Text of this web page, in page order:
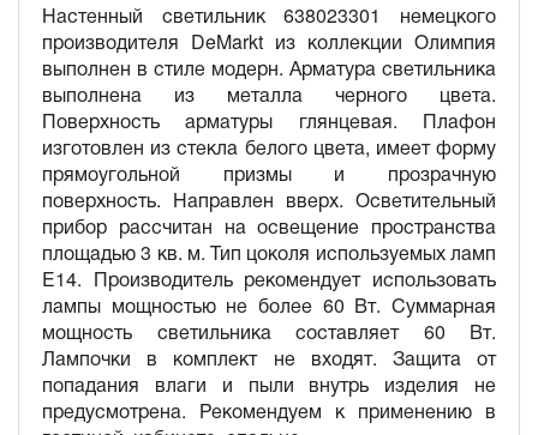
Настенный светильник 638023301 немецкого
производителя DeMarkt из коллекции Олимпия
выполнен в стиле модерн. Арматура светильника
выполнена из металла черного цвета.
Поверхность арматуры глянцевая. Плафон
изготовлен из стекла белого цвета, имеет форму
прямоугольной призмы и прозрачную
поверхность. Направлен вверх. Осветительный
прибор рассчитан на освещение пространства
площадью 3 кв. м. Тип цоколя используемых ламп
E14. Производитель рекомендует использовать
лампы мощностью не более 60 Вт. Суммарная
мощность светильника составляет 60 Вт.
Лампочки в комплект не входят. Защита от
попадания влаги и пыли внутрь изделия не
предусмотрена. Рекомендуем к применению в